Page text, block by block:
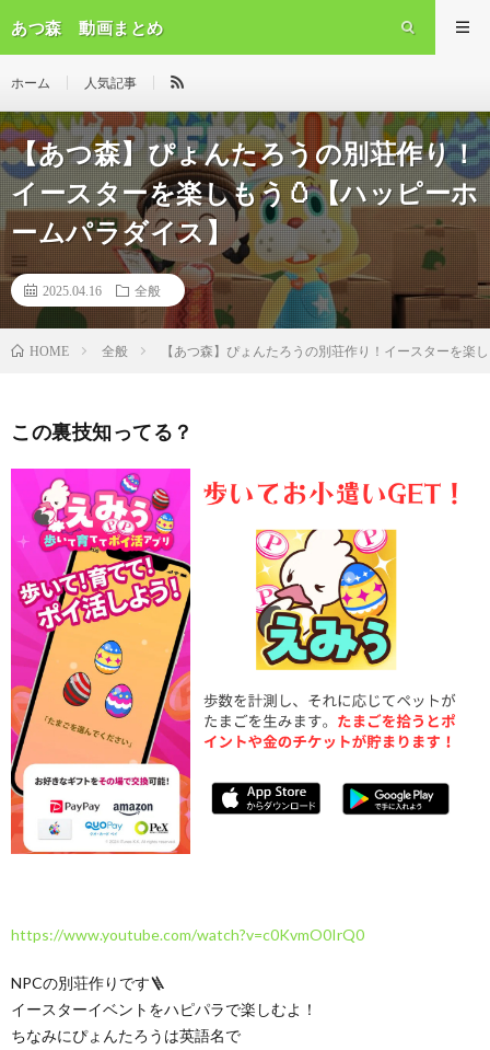
あつ森 動画まとめ
ホーム 人気記事
【あつ森】ぴょんたろうの別荘作り！
イースターを楽しもう🥚【ハッピーホ
ームパラダイス】
2025.04.16 全般
HOME 全般 【あつ森】ぴょんたろうの別荘作り！イースターを楽
この裏技知ってる？
https://www.youtube.com/watch?v=c0KvmO0IrQ0
NPCの別荘作りです🪜
イースターイベントをハピパラで楽しむよ！
ちなみにぴょんたろうは英語名で